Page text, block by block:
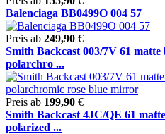
Balenciaga BB0499O 004 57
Preis ab 249,90 €
Smith Backcast 003/7V 61
polarchro ...
Preis ab 199,90 €
Smith Backcast 4JC/QE 61
polarized ...